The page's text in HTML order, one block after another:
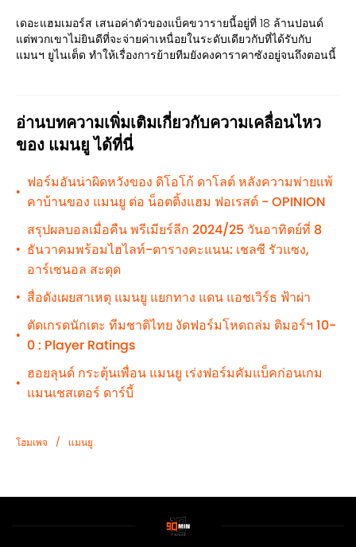
เดอะแฮมเมอร์ส เสนอค่าตัวของแบ็คขวารายนี้อยู่ที่ 18 ล้านปอนด์
แต่พวกเขาไม่ยินดีที่จะจ่ายค่าเหนื่อยในระดับเดียวกับที่ได้รับกับ
แมนฯ ยูไนเต็ด ทำให้เรื่องการย้ายทีมยังคงคาราคาซังอยู่จนถึงตอนนี้
อ่านบทความเพิ่มเติมเกี่ยวกับความเคลื่อนไหว
ของ แมนยู ได้ที่นี่
•
ฟอร์มอันน่าผิดหวังของ ดิโอโก้ ดาโลต์ หลังความพ่ายแพ้
คาบ้านของ แมนยู ต่อ น็อตติ้งแฮม ฟอเรสต์ - OPINION
•
สรุปผลบอลเมื่อคืน พรีเมียร์ลีก 2024/25 วันอาทิตย์ที่ 8
ธันวาคมพร้อมไฮไลท์-ตารางคะแนน: เชลซี รัวแซง,
อาร์เซนอล สะดุด
• สื่อดังเผยสาเหตุ แมนยู แยกทาง แดน แอชเวิร์ธ ฟ้าผ่า
•
ตัดเกรดนักเตะ ทีมชาติไทย งัดฟอร์มโหดถล่ม ติมอร์ฯ 10-
0 : Player Ratings
•
ฮอยลุนด์ กระตุ้นเพื่อน แมนยู เร่งฟอร์มคัมแบ็คก่อนเกม
แมนเชสเตอร์ ดาร์บี้
โฮมเพจ / แมนยู